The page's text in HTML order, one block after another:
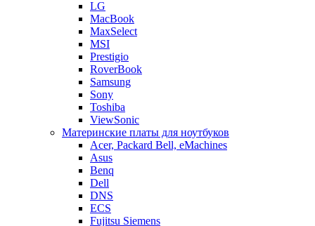
LG
MacBook
MaxSelect
MSI
Prestigio
RoverBook
Samsung
Sony
Toshiba
ViewSonic
Материнские платы для ноутбуков
Acer, Packard Bell, eMachines
Asus
Benq
Dell
DNS
ECS
Fujitsu Siemens